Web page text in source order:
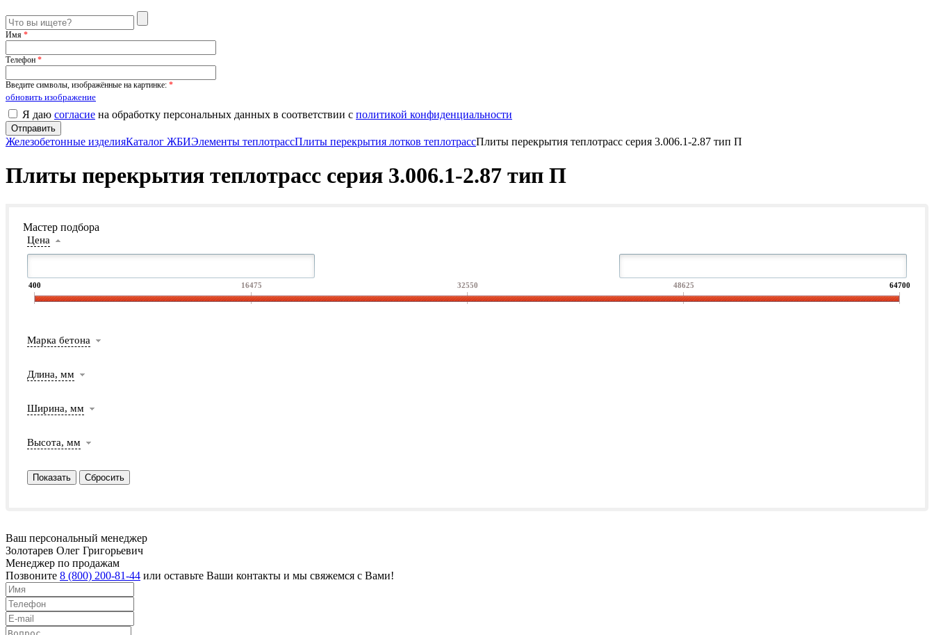
Имя *
Телефон *
Введите символы, изображённые на картинке: *
обновить изображение
Я даю согласие на обработку персональных данных в соответствии с политикой конфиденциальности
Железобетонные изделияКаталог ЖБИЭлементы теплотрассПлиты перекрытия лотков теплотрассПлиты перекрытия теплотрасс серия 3.006.1-2.87 тип П
Плиты перекрытия теплотрасс серия 3.006.1-2.87 тип П
Мастер подбора
Цена
400 16475 32550 48625 64700
Марка бетона
Длина, мм
Ширина, мм
Высота, мм
Ваш персональный менеджер
Золотарев Олег Григорьевич
Менеджер по продажам
Позвоните 8 (800) 200-81-44 или оставьте Ваши контакты и мы свяжемся с Вами!